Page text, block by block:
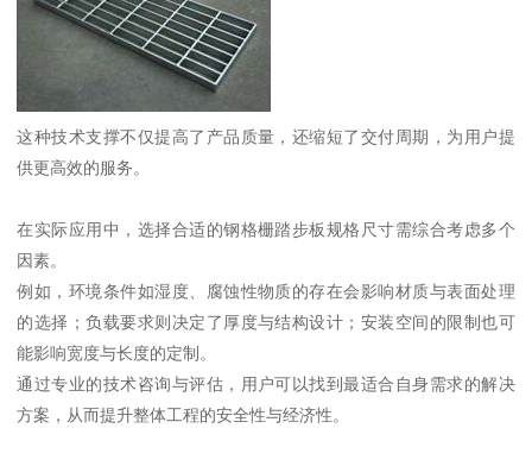
这种技术支撑不仅提高了产品质量，还缩短了交付周期，为用户提
供更高效的服务。
在实际应用中，选择合适的钢格栅踏步板规格尺寸需综合考虑多个
因素。
例如，环境条件如湿度、腐蚀性物质的存在会影响材质与表面处理
的选择；负载要求则决定了厚度与结构设计；安装空间的限制也可
能影响宽度与长度的定制。
通过专业的技术咨询与评估，用户可以找到最适合自身需求的解决
方案，从而提升整体工程的安全性与经济性。